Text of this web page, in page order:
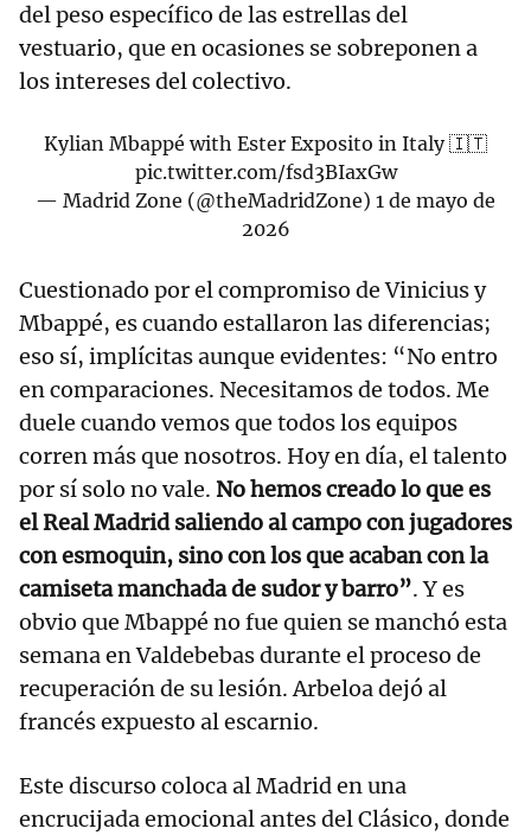
del peso específico de las estrellas del
vestuario, que en ocasiones se sobreponen a
los intereses del colectivo.
Kylian Mbappé with Ester Exposito in Italy 🇮🇹
pic.twitter.com/fsd3BIaxGw
— Madrid Zone (@theMadridZone) 1 de mayo de
2026
Cuestionado por el compromiso de Vinicius y
Mbappé, es cuando estallaron las diferencias;
eso sí, implícitas aunque evidentes: “No entro
en comparaciones. Necesitamos de todos. Me
duele cuando vemos que todos los equipos
corren más que nosotros. Hoy en día, el talento
por sí solo no vale. No hemos creado lo que es
el Real Madrid saliendo al campo con jugadores
con esmoquin, sino con los que acaban con la
camiseta manchada de sudor y barro”. Y es
obvio que Mbappé no fue quien se manchó esta
semana en Valdebebas durante el proceso de
recuperación de su lesión. Arbeloa dejó al
francés expuesto al escarnio.
Este discurso coloca al Madrid en una
encrucijada emocional antes del Clásico, donde